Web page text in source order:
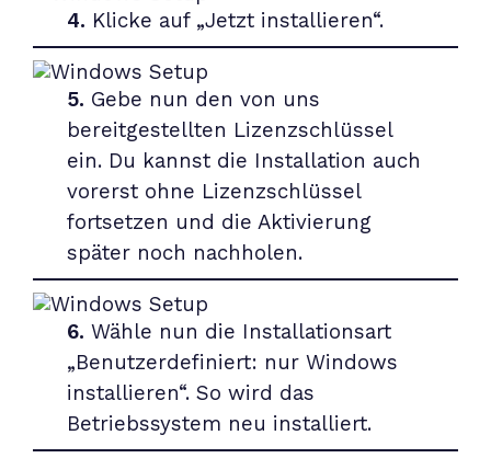
4. Klicke auf „Jetzt installieren“.
5. Gebe nun den von uns
bereitgestellten Lizenzschlüssel
ein. Du kannst die Installation auch
vorerst ohne Lizenzschlüssel
fortsetzen und die Aktivierung
später noch nachholen.
6. Wähle nun die Installationsart
„Benutzerdefiniert: nur Windows
installieren“. So wird das
Betriebssystem neu installiert.